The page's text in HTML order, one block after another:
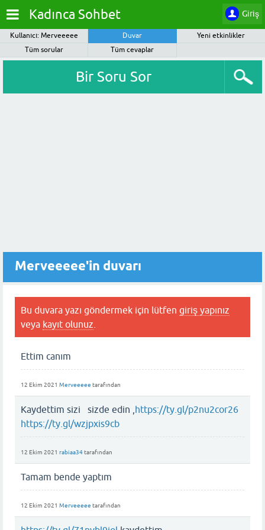
Giriş
Kadınca Sohbet
Kullanıcı: Merveeeee Duvar
Yeni etkinlikler
Tüm sorular
Tüm cevaplar
Bir Soru Sor
Merveeeee'in duvarı
Bu duvara yazı göndermek için lütfen giriş yapınız
veya kayıt olunuz
Ettim canım
12 Ekim 2021 Merveeeee tarafından
Kaydettim sizi sizde edin , https://ty.gl/p2nu2cor26
https://ty.gl/wzjpxis9cb
12 Ekim 2021 rabiaa34tarafından
Tamam bende yaptım
12 Ekim 2021 Merveeeee tarafından